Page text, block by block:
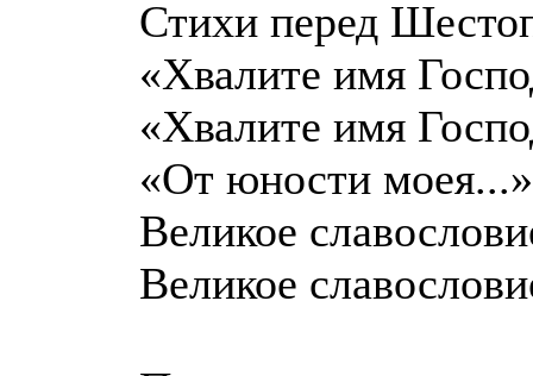
Стихи перед
«Хвалите имя
«Хвалите имя
«От юности
Великое
Великое